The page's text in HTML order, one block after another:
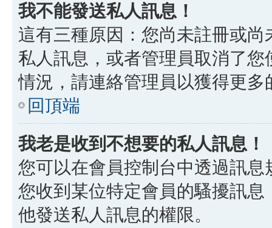
我不能發送私人訊息！
這有三種原因：您尚未註冊或
私人訊息，或者管理員取消了
情況，請連絡管理員以獲得更多
回頂端
我老是收到不想要的私人訊息！
您可以在會員控制台中透過訊
您收到某位特定會員的騷擾訊
他發送私人訊息的權限。